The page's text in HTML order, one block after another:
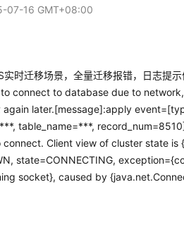
07-16 GMT+08:00
实时迁移场景，全量迁移报错，日志提
connect to database due to
later.[message]:apply
table_name=***,
connect. Client view of cluster state
state=CONNECTING,
socket}, caused by